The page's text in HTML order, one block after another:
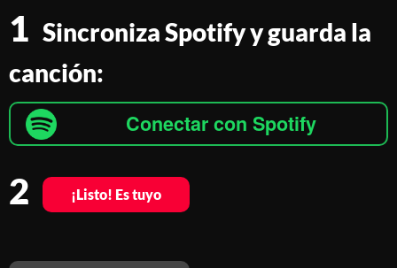
1 Sincroniza Spotify y guarda la
canción:
Conectar con Spotify
2 ¡Listo! Es tuyo